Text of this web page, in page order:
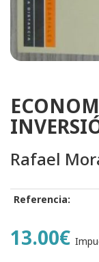
Rafael
Referencia:
13.00€